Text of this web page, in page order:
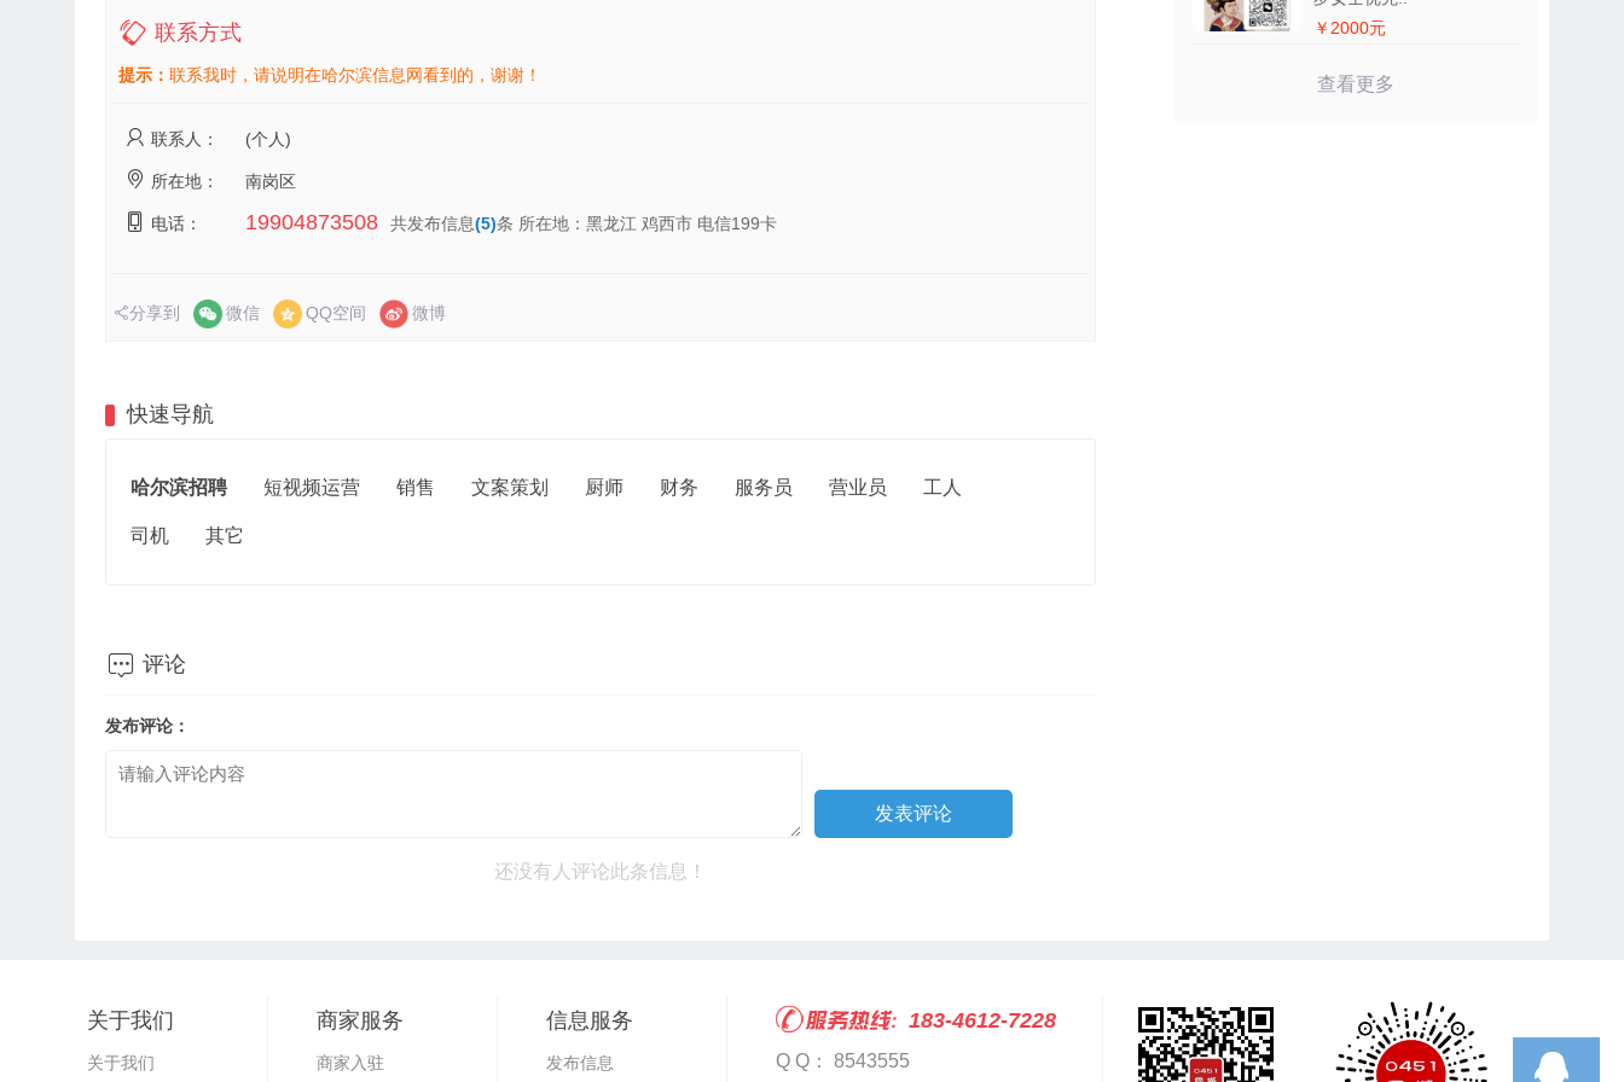
联系方式
提示： 联系我时，请说明在哈尔滨信息网看到的，谢谢！
联系人： (个人)
所在地： 南岗区
电话： 19904873508 共发布信息(5)条 所在地：黑龙江 鸡西市 电信199卡
分享到 微信 QQ空间 微博
快速导航
哈尔滨招聘 短视频运营 销售 文案策划 厨师 财务 服务员 营业员 工人
司机 其它
 评论
发布评论：
还没有人评论此条信息！
￥2000元
查看更多
关于我们
关于我们
商家服务
商家入驻
信息服务
发布信息
183-4612-7228
Q Q： 8543555